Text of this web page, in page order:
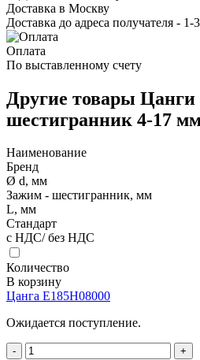
Доставка в Москву
Доставка до адреса получателя -
Оплата
По выставленному счету
Другие товары Цанги
шестигранник 4-17
Наименование
Бренд
Ø d, мм
Зажим - шестигранник, мм
L, мм
Стандарт
с НДС/ без НДС
Количество
В корзину
Цанга E185H08000
Ожидается поступление.
- +